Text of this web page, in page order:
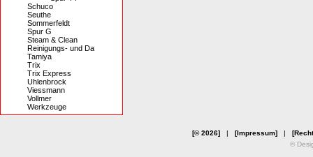
Schuco
Seuthe
Sommerfeldt
Spur G
Steam & Clean
Reinigungs- und Da
Tamiya
Trix
Trix Express
Uhlenbrock
Viessmann
Vollmer
Werkzeuge
[© 2026]| [Impressum]|
©